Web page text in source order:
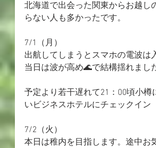
北海道で出会った関東からお越し
らない人 も多かったです。
7/1（月）
出航してしまうとスマホの電波は
当日は波が高め🌊で結構揺れまし
予定より若干遅れて21：00頃小
いビジネスホテルにチェックイン
7/2（火）
本日は稚内を目指します。途中お